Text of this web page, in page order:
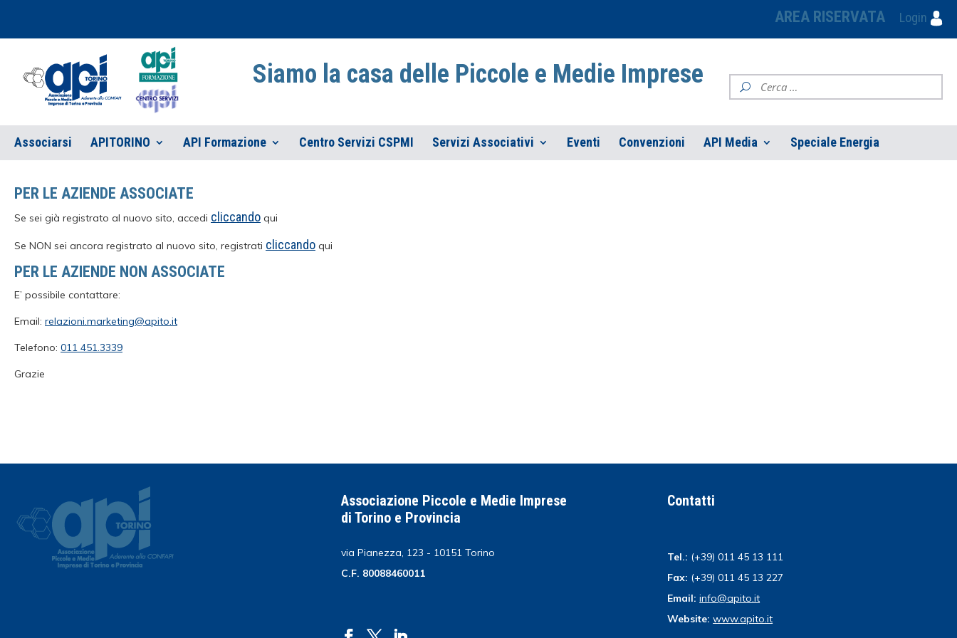
AREA RISERVATA Login
Siamo la casa delle Piccole e Medie Imprese
Associarsi APITORINO API Formazione Centro Servizi CSPMI Servizi Associativi Eventi Convenzioni API Media Speciale Energia
PER LE AZIENDE ASSOCIATE
Se sei già registrato al nuovo sito, accedi cliccando qui
Se NON sei ancora registrato al nuovo sito, registrati cliccando qui
PER LE AZIENDE NON ASSOCIATE
E’ possibile contattare:
Email: relazioni.marketing@apito.it
Telefono: 011 451.3339
Grazie
Associazione Piccole e Medie Imprese
di Torino e Provincia
via Pianezza, 123 - 10151 Torino
C.F. 80088460011
Contatti
Tel.: (+39) 011 45 13 111
Fax: (+39) 011 45 13 227
Email: info@apito.it
Website: www.apito.it